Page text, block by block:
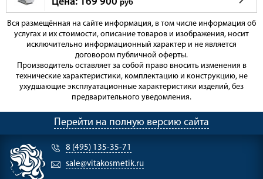
Цена: 169 900 руб
Вся размещённая на сайте информация, в том числе информация об
услугах и их стоимости, описание товаров и изображения, носит
исключительно информационный характер и не является
договором публичной оферты.
Производитель оставляет за собой право вносить изменения в
технические характеристики, комплектацию и конструкцию, не
ухудшающие эксплуатационные характеристики изделий, без
предварительного уведомления.
Перейти на полную версию сайта
8 (495) 135-35-71
sale@vitakosmetik.ru